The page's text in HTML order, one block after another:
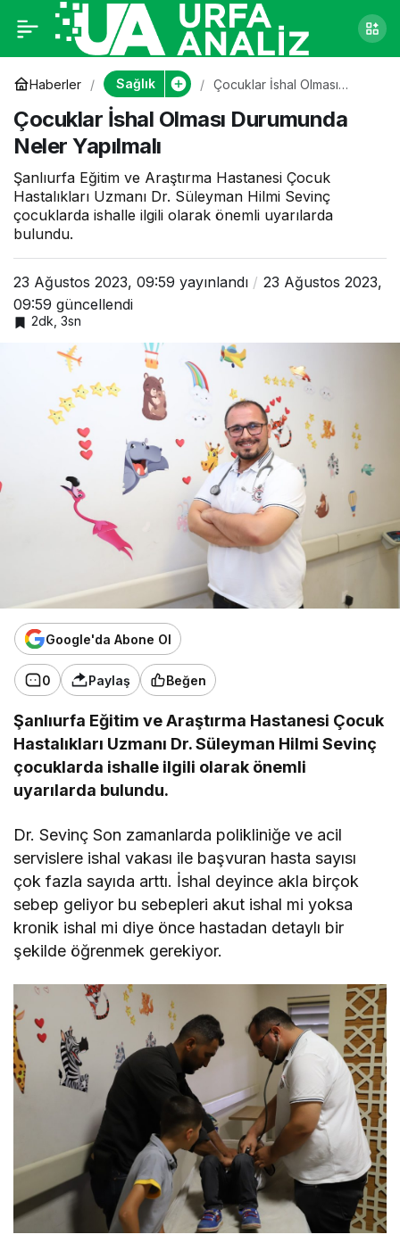
Haberler Sağlık
Çocuklar İshal Olması
Çocuklar İshal Olması Durumunda
Neler Yapılmalı
Şanlıurfa Eğitim ve Araştırma Hastanesi Çocuk
Hastalıkları Uzmanı Dr. Süleyman Hilmi Sevinç
çocuklarda ishalle ilgili olarak önemli uyarılarda
bulundu.
23 Ağustos 2023, 09:59 yayınlandı
23 Ağustos 2023,
09:59 güncellendi
2dk, 3sn
Google'da Abone Ol
0 Paylaş Beğen
Şanlıurfa Eğitim ve Araştırma Hastanesi Çocuk
Hastalıkları Uzmanı Dr. Süleyman Hilmi Sevinç
çocuklarda ishalle ilgili olarak önemli
uyarılarda bulundu.
Dr. Sevinç Son zamanlarda polikliniğe ve acil
servislere ishal vakası ile başvuran hasta sayısı
çok fazla sayıda arttı. İshal deyince akla birçok
sebep geliyor bu sebepleri akut ishal mi yoksa
kronik ishal mi diye önce hastadan detaylı bir
şekilde öğrenmek gerekiyor.
Çocuklar İshal Olması
Durumunda Neler
Yapılmalı
0